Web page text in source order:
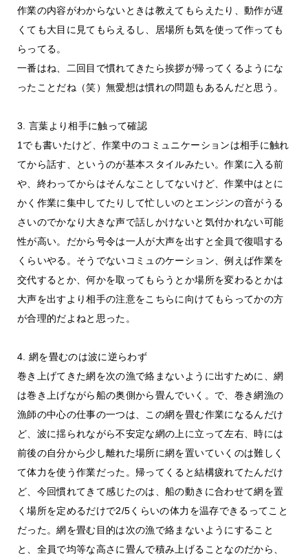
作業の内容がわからないときは教えてもらえたり、動作が遅
くても大目に見てもらえるし、居場所も気を使って作っても
らってる。
一番はね、二回目で慣れてきたら挨拶が帰ってくるようにな
ったことだね（笑）無愛想は慣れの問題もあるんだと思う。
3. 言葉より相手に触って確認
1でも書いたけど、作業中のコミュニケーションは相手に触れ
てから話す、というのが基本スタイルみたい。作業に入る前
や、終わってからはそんなことしてないけど、作業中はとに
かく作業に集中してたりして忙しいのとエンジンの音がうる
さいのでかなり大きな声で話しかけないと気付かれない可能
性が高い。だから号令は一人が大声を出すと全員で復唱する
くらいやる。そうでないコミュのケーション、例えば作業を
交代するとか、何かを取ってもらうとか場所を変わるとかは
大声を出すより相手の注意をこちらに向けてもらってかの方
が合理的だよねと思った。
4. 網を畳むのは波に逆らわず
巻き上げてきた網を次の漁で絡まないように出すために、網
は巻き上げながら船の奥側から畳んでいく。で、巻き網漁の
漁師の中心の仕事の一つは、この網を畳む作業になるんだけ
ど、波に揺られながら不安定な網の上に立って左右、時には
前後の自分から少し離れた場所に網を置いていくのは難しく
て体力を使う作業だった。帰ってくると結構疲れてたんだけ
ど、今回慣れてきて感じたのは、船の動きに合わせて網を置
く場所を定めるだけで2/5くらいの体力を温存できるってこと
だった。網を畳む目的は次の漁で絡まないようにすること
と、全員で均等な高さに畳んで積み上げることなのだから、